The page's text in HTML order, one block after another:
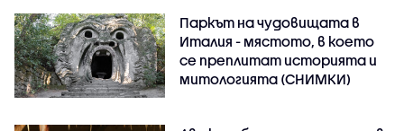
Паркът на чудовищата в
Италия - мястото, в което
се преплитат историята и
митологията (СНИМКИ)